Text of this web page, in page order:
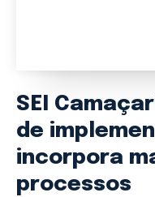
SEI
de
incorpora
processos